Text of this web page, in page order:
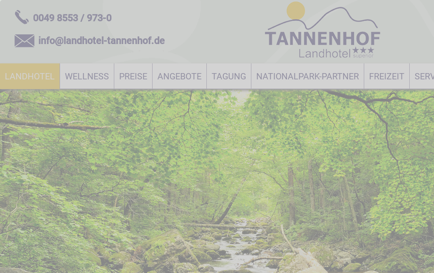
0049 8553 / 973-0
info@landhotel-tannenhof.de
LANDHOTEL WELLNESS PREISE ANGEBOTE TAGUNG NATIONALPARK-PARTNER FREIZEIT